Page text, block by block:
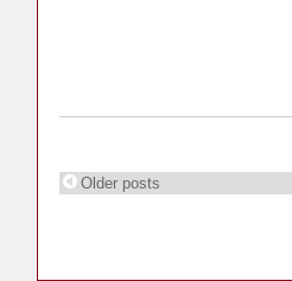
Older posts